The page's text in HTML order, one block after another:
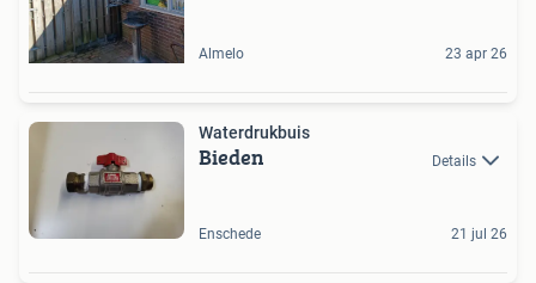
Almelo 23 apr 26
Waterdrukbuis
Bieden Details
Enschede 21 jul 26